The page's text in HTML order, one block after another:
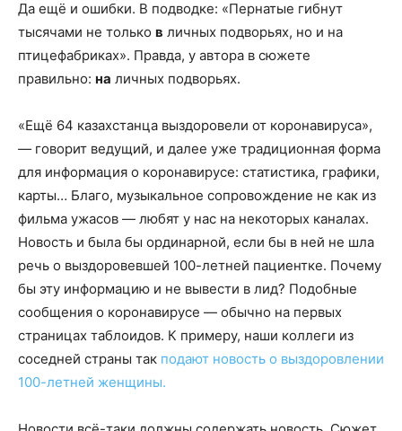
Да ещё и ошибки. В подводке: «Пернатые гибнут
тысячами не только в личных подворьях, но и на
птицефабриках». Правда, у автора в сюжете
правильно: на личных подворьях.
«Ещё 64 казахстанца выздоровели от коронавируса»,
— говорит ведущий, и далее уже традиционная форма
для информация о коронавирусе: статистика, графики,
карты… Благо, музыкальное сопровождение не как из
фильма ужасов — любят у нас на некоторых каналах.
Новость и была бы ординарной, если бы в ней не шла
речь о выздоровевшей 100-летней пациентке. Почему
бы эту информацию и не вывести в лид? Подобные
сообщения о коронавирусе — обычно на первых
страницах таблоидов. К примеру, наши коллеги из
соседней страны так подают новость о выздоровлении
100-летней женщины.